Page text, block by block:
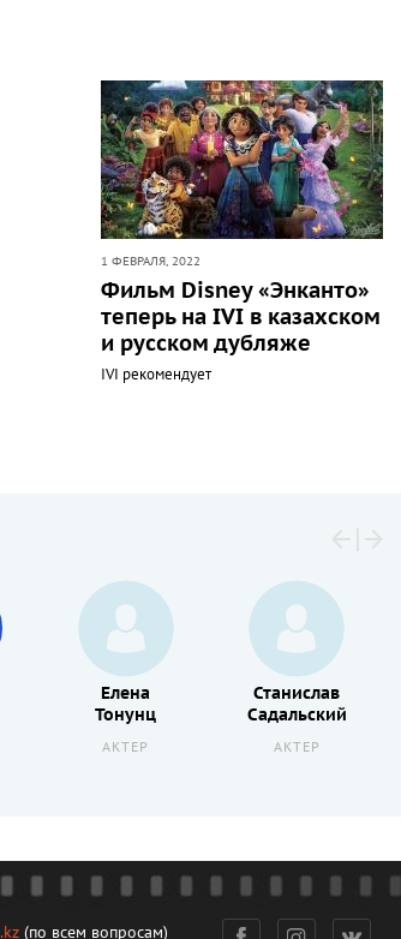
1 ФЕВРАЛЯ, 2022
Фильм Disney «Энканто»
теперь на IVI в казахском
и русском дубляже
IVI рекомендует
Елена
Тонунц
АКТЕР
Станислав
Садальский
АКТЕР
(по всем вопросам)